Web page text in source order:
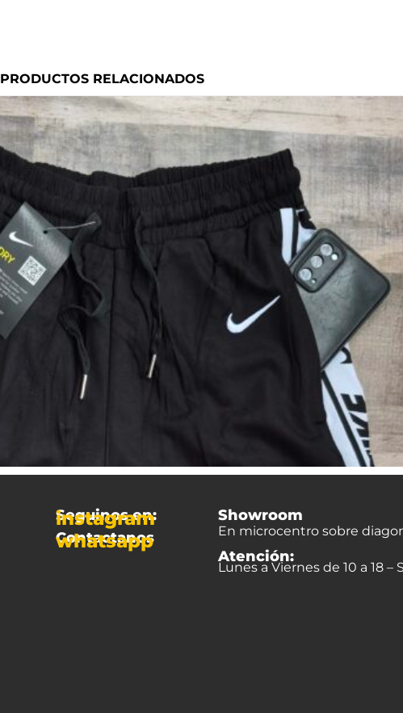
PRODUCTOS RELACIONADOS
Seguinos en:
instagram
Contactanos
whatsapp
Showroom
En microcentro sobre
Atención:
Lunes a Viernes de 10 a 18 –